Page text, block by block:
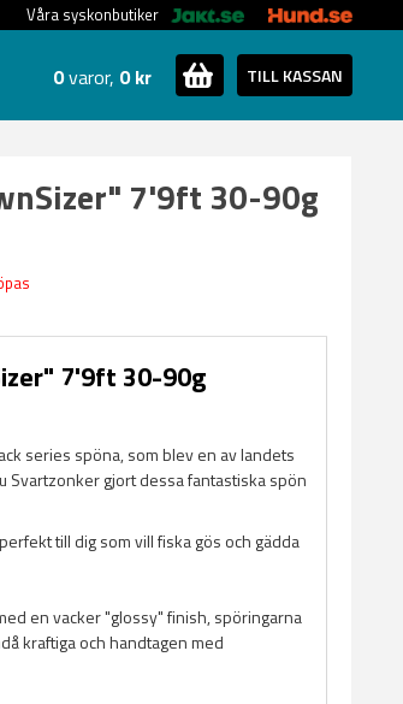
Våra syskonbutiker
0varor, 0 kr TILL KASSAN
7'9ft 30-90g
7'9ft 30-90g
series spöna, som blev en av landets
Svartzonker gjort dessa fantastiska spön
till dig som vill fiska gös och gädda
en vacker "glossy" finish, spöringarna
kraftiga och handtagen med